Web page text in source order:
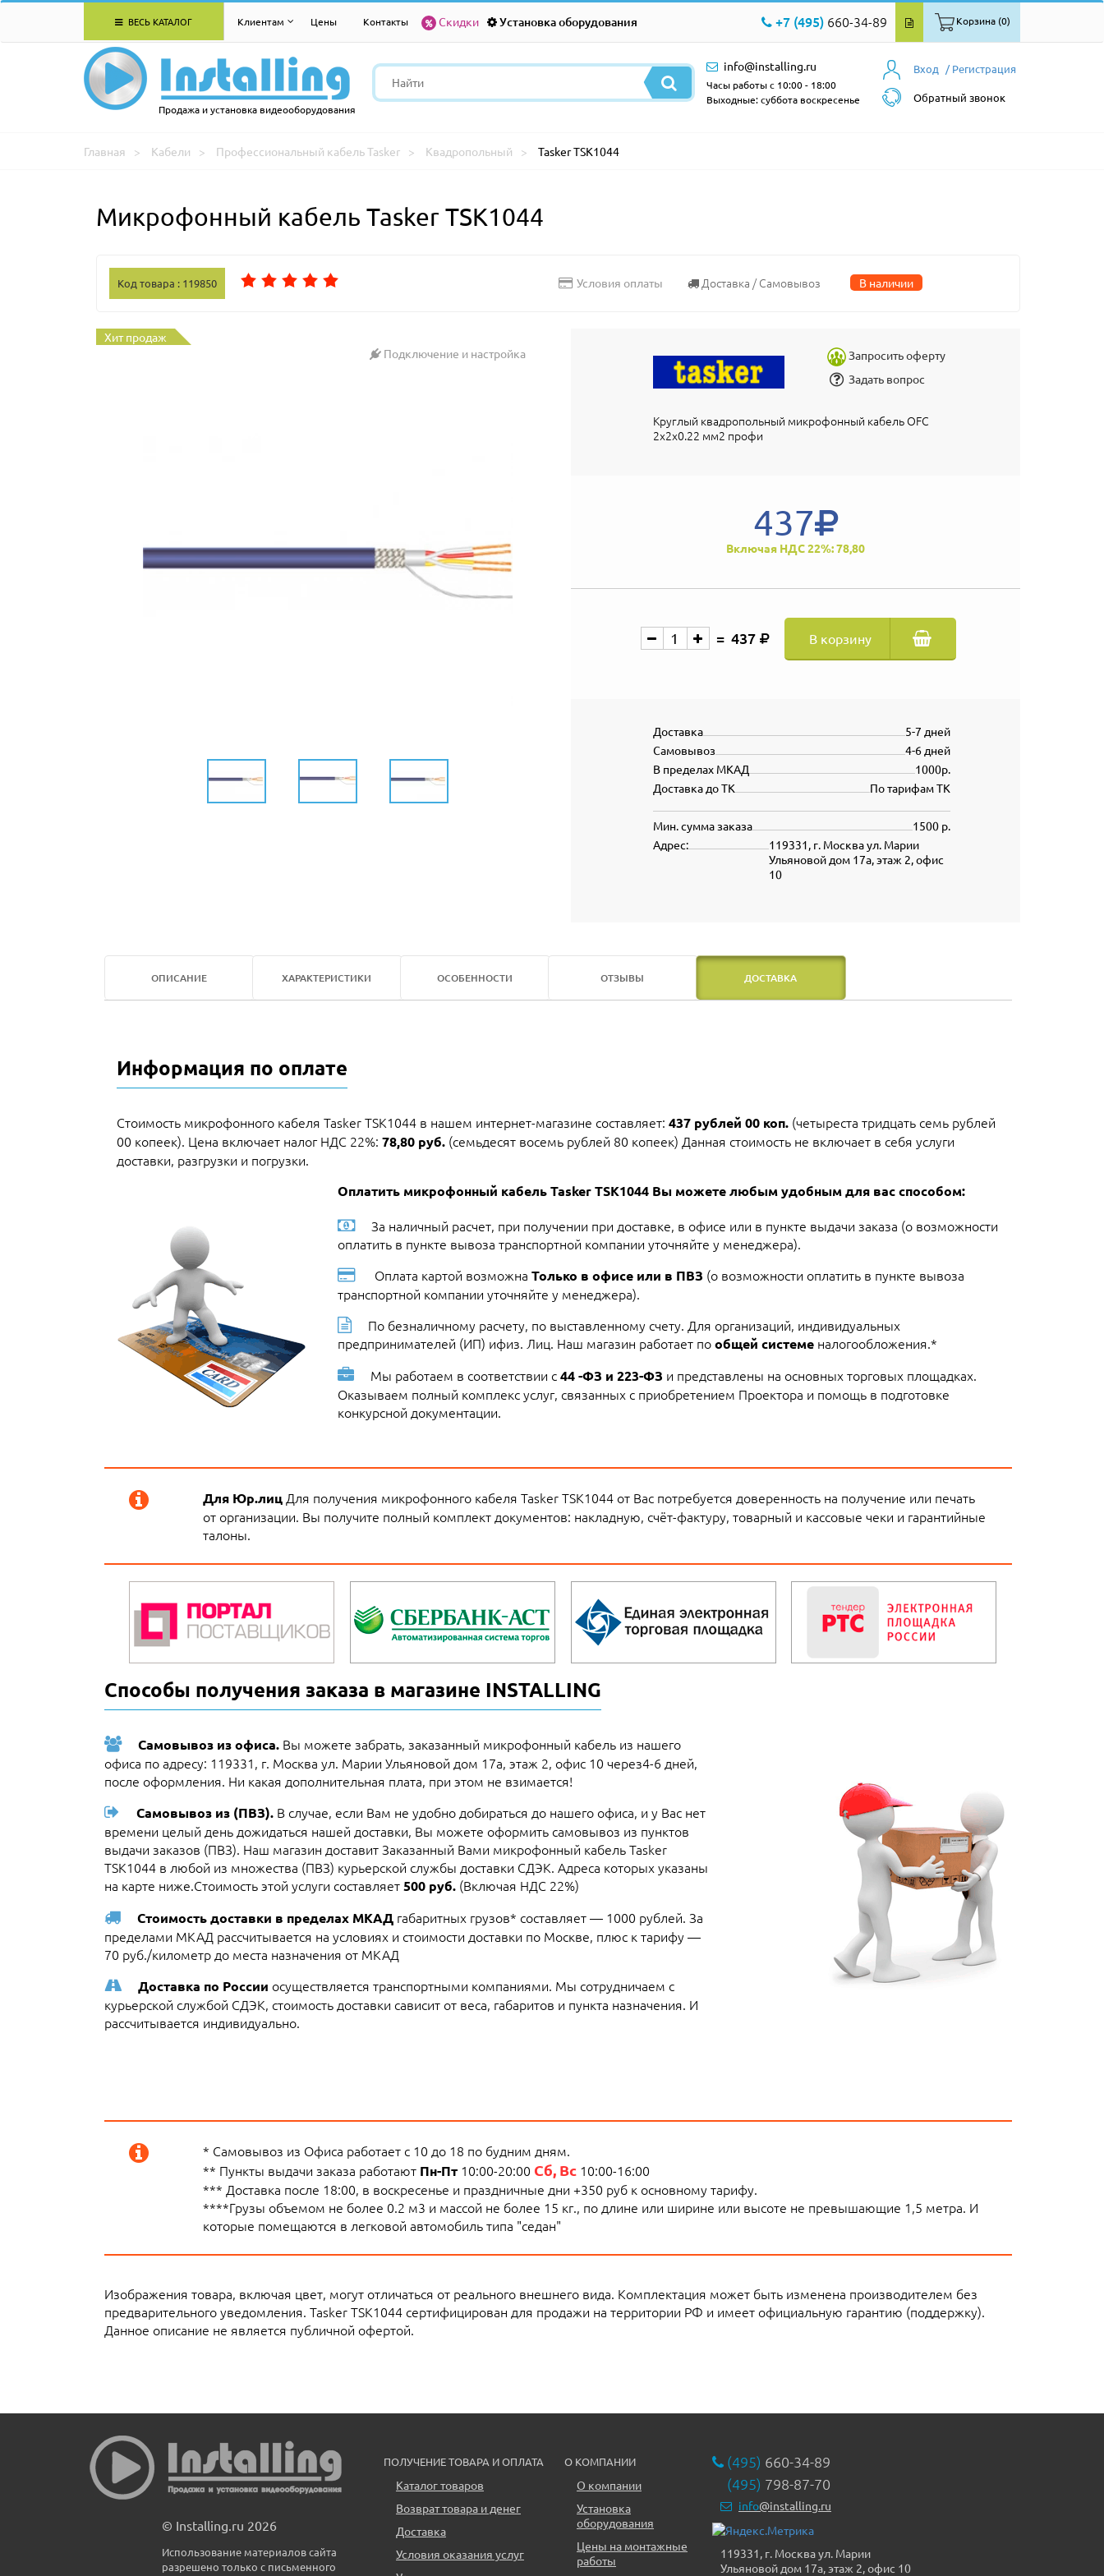
ВЕСЬ КАТАЛОГ Клиентам Цены Контакты Скидки Установка оборудования +7 (495) 660-34-89 Корзина (0)
Продажа и установка видеооборудования
Вход / Регистрация
Обратный звонок
info@installing.ru
Часы работы с 10:00 - 18:00
Выходные: суббота воскресенье
Главная Кабели Профессиональный кабель Tasker Квадропольный Tasker TSK1044
Микрофонный кабель Tasker TSK1044
Код товара : 119850 Условия оплаты Доставка / Самовывоз В наличии
Хит продаж
Подключение и настройка
Запросить оферту
Задать вопрос
Круглый квадропольный микрофонный кабель OFC
2x2x0.22 мм2 профи
437
Включая НДС 22%: 78,80
437 В корзину
5-7 дней
Доставка
4-6 дней
Самовывоз
1000р.
В пределах МКАД
По тарифам ТК
Доставка до ТК
1500 р.
Мин. сумма заказа
119331, г. Москва ул. Марии
Ульяновой дом 17а, этаж 2, офис
10
Адрес:
ОПИСАНИЕ ХАРАКТЕРИСТИКИ ОСОБЕННОСТИ ОТЗЫВЫ ДОСТАВКА
Информация по оплате
Стоимость микрофонного кабеля Tasker TSK1044 в нашем интернет-магазине составляет: 437 рублей 00 коп. (четыреста тридцать семь рублей
00 копеек). Цена включает налог НДС 22%: 78,80 руб. (семьдесят восемь рублей 80 копеек) Данная стоимость не включает в себя услуги
доставки, разгрузки и погрузки.
Оплатить микрофонный кабель Tasker TSK1044 Вы можете любым удобным для вас способом:
За наличный расчет, при получении при доставке, в офисе или в пункте выдачи заказа (о возможности
оплатить в пункте вывоза транспортной компании уточняйте у менеджера).
Оплата картой возможна Только в офисе или в ПВЗ (о возможности оплатить в пункте вывоза
транспортной компании уточняйте у менеджера).
По безналичному расчету, по выставленному счету. Для организаций, индивидуальных
предпринимателей (ИП) ифиз. Лиц. Наш магазин работает пообщей системеналогообложения.*
Мы работаем в соответствии с44 -ФЗ и 223-ФЗ и представлены на основных торговых площадках.
Оказываем полный комплекс услуг, связанных с приобретением Проектора и помощь в подготовке
конкурсной документации.
Для Юр.лицДля получения микрофонного кабеля Tasker TSK1044 от Вас потребуется доверенность на получение или печать
от организации. Вы получите полный комплект документов: накладную, счёт-фактуру, товарный и кассовые чеки и гарантийные
талоны.
Способы получения заказа в магазине INSTALLING
Самовывоз из офиса. Вы можете забрать, заказанный микрофонный кабель из нашего
офиса по адресу: 119331, г. Москва ул. Марии Ульяновой дом 17а, этаж 2, офис 10 через4-6 дней,
после оформления. Ни какая дополнительная плата, при этом не взимается!
Самовывоз из (ПВЗ). В случае, если Вам не удобно добираться до нашего офиса, и у Вас нет
времени целый день дожидаться нашей доставки, Вы можете оформить самовывоз из пунктов
выдачи заказов (ПВЗ). Наш магазин доставит Заказанный Вами микрофонный кабель Tasker
TSK1044 в любой из множества (ПВЗ) курьерской службы доставки СДЭК. Адреса которых указаны
на карте ниже.Стоимость этой услуги составляет500 руб. (Включая НДС 22%)
Стоимость доставки в пределах МКАД габаритных грузов* составляет — 1000 рублей. За
пределами МКАД рассчитывается на условиях и стоимости доставки по Москве, плюс к тарифу —
70 руб./километр до места назначения от МКАД
Доставка по России осуществляется транспортными компаниями. Мы сотрудничаем с
курьерской службой СДЭК, стоимость доставки сависит от веса, габаритов и пункта назначения. И
рассчитывается индивидуально.
* Самовывоз из Офиса работает с 10 до 18 по будним дням.
** Пункты выдачи заказа работают Пн-Пт10:00-20:00 Сб, Вс10:00-16:00
*** Доставка после 18:00, в воскресенье и праздничные дни +350 руб к основному тарифу.
****Грузы объемом не более 0.2 м3 и массой не более 15 кг., по длине или ширине или высоте не превышающие 1,5 метра. И
которые помещаются в легковой автомобиль типа "седан"
Изображения товара, включая цвет, могут отличаться от реального внешнего вида. Комплектация может быть изменена производителем без
предварительного уведомления. Tasker TSK1044 сертифицирован для продажи на территории РФ и имеет официальную гарантию (поддержку).
Данное описание не является публичной офертой.
© Installing.ru 2026
Использование материалов сайта
разрешено только с письменного
ПОЛУЧЕНИЕ ТОВАРА И ОПЛАТА
Каталог товаров
Возврат товара и денег
Доставка
Условия оказания услуг
О КОМПАНИИ
О компании
Установка
оборудования
Цены на монтажные
работы
(495) 660-34-89
(495) 798-87-70
info@installing.ru
119331, г. Москва ул. Марии
Ульяновой дом 17а, этаж 2, офис 10